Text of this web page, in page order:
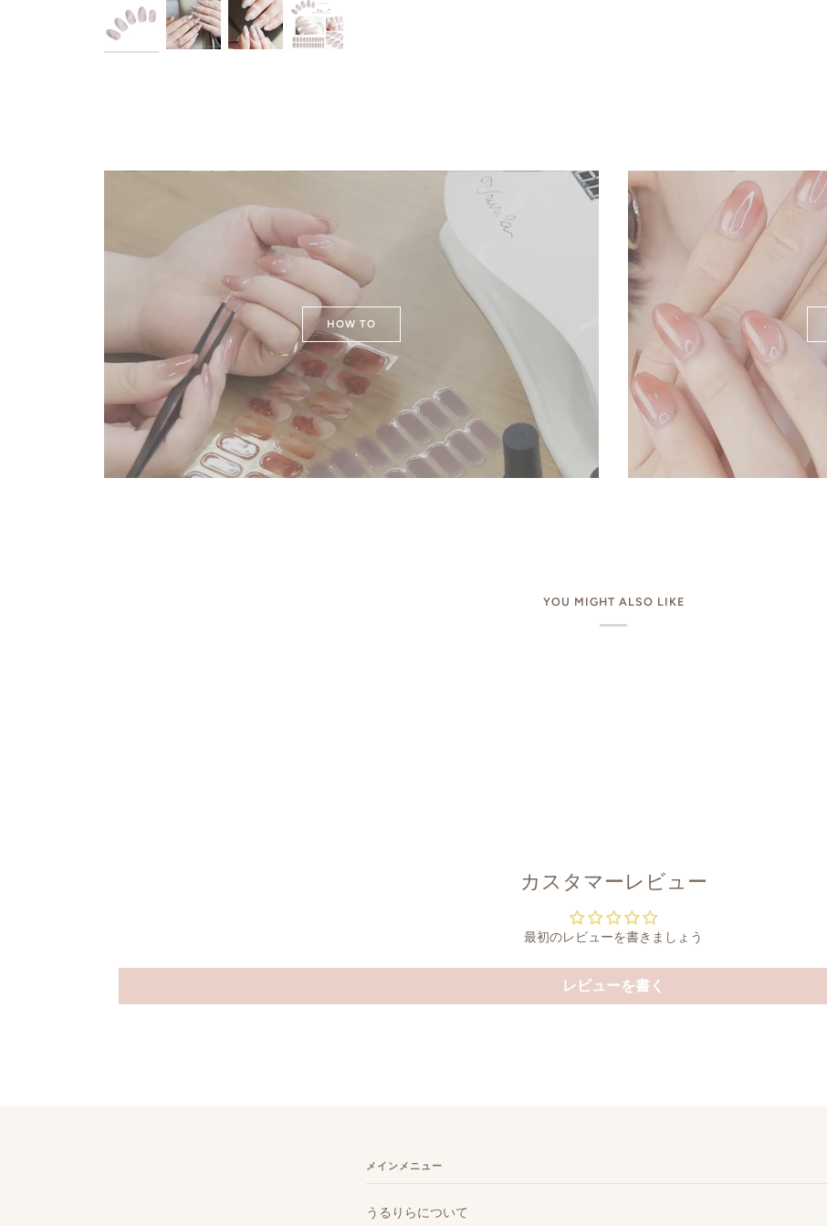
HOW TO
YOU MIGHT ALSO LIKE
カスタマーレビュー
最初のレビューを書きましょう
レビューを書く
メインメニュー
うるりらについて